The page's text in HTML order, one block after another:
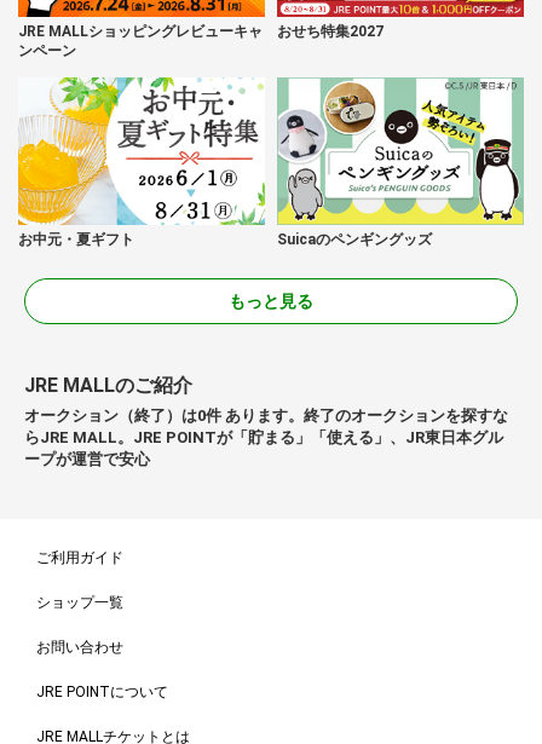
JRE MALLショッピングレビューキャ
ンペーン
おせち特集2027
お中元・夏ギフト Suicaのペンギングッズ
もっと見る
JRE MALLのご紹介
オークション（終了）は0件 あります。終了のオークションを探すな
らJRE MALL。JRE POINTが「貯まる」「使える」、JR東日本グル
ープが運営で安心
ご利用ガイド
ショップ一覧
お問い合わせ
JRE POINTについて
JRE MALLチケットとは